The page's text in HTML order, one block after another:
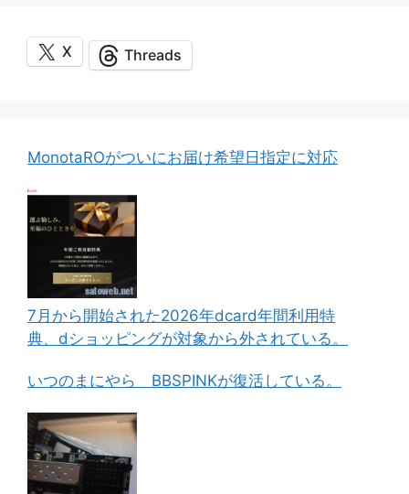
X Threads
MonotaROがついにお届け希望日指定に対応
7月から開始された2026年dcard年間利用特
典、dショッピングが対象から外されている。
いつのまにやら BBSPINKが復活している。